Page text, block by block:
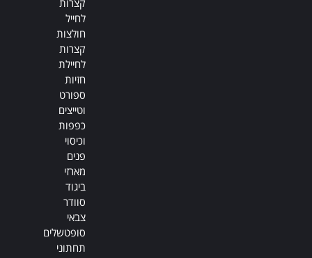
קצרות
לחייל
חולצות
קצרות
לחיילת
חזיות
ספורט
וטייצים
כפפות
וכיסוי
פנים
מארזי
ביגוד
סוודר
צבאי
סופטשלים
תחתוני